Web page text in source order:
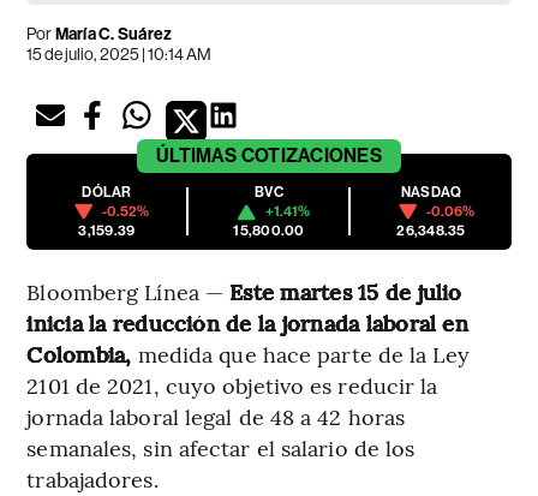
PorMaría C. Suárez
15 de julio, 2025 | 10:14 AM
ÚLTIMAS COTIZACIONES
DÓLAR
-0.52%
3,159.39
BVC
+1.41%
15,800.00
NASDAQ
-0.06%
26,348.35
Bloomberg Línea — Este martes 15 de julio
inicia la reducción de la jornada laboral en
Colombia, medida que hace parte de la Ley
2101 de 2021, cuyo objetivo es reducir la
jornada laboral legal de 48 a 42 horas
semanales, sin afectar el salario de los
trabajadores.